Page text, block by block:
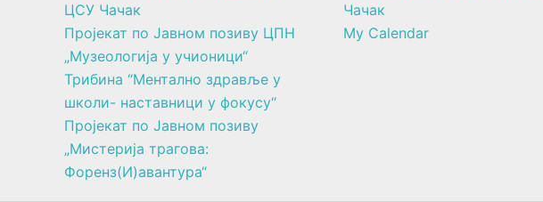
ЦСУ Чачак
Пројекат по Јавном позиву ЦПН
„Музеологија у учионици“
Трибина “Ментално здравље у
школи- наставници у фокусу“
Пројекат по Јавном позиву
„Мистерија трагова:
Форенз(И)авантура“
Чачак
My Calendar